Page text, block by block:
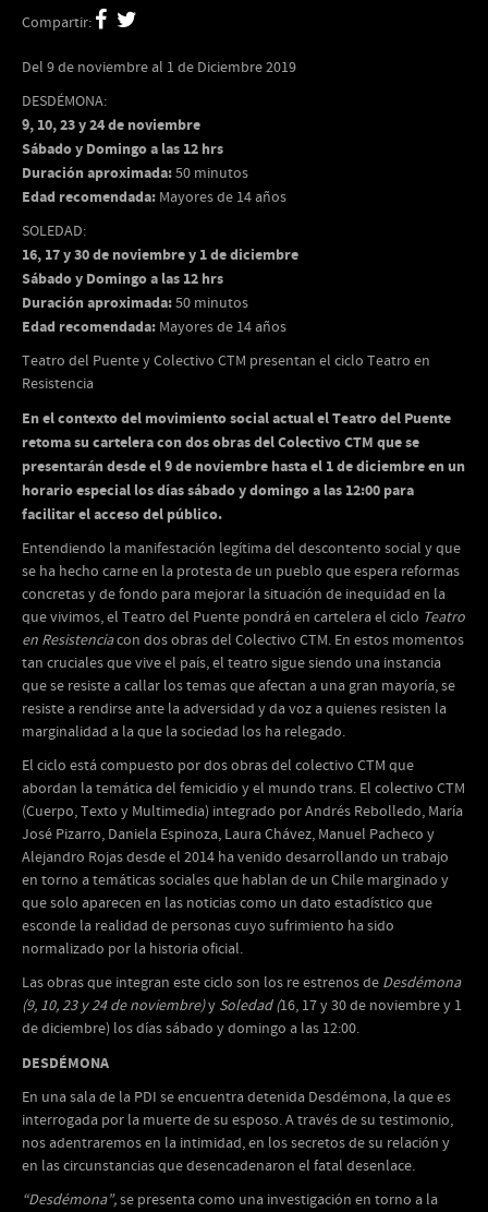
Compartir:
Del 9 de noviembre al 1 de Diciembre 2019
DESDÉMONA:
9, 10, 23 y 24 de noviembre
Sábado y Domingo a las 12 hrs
Duración aproximada:50 minutos
Edad recomendada: Mayores de 14 años
SOLEDAD:
16, 17 y 30 de noviembre y 1 de diciembre
Sábado y Domingo a las 12 hrs
Duración aproximada:50 minutos
Edad recomendada: Mayores de 14 años
Teatro del Puente y Colectivo CTM presentan el ciclo Teatro en
Resistencia
En el contexto del movimiento social actual el Teatro del Puente
retoma su cartelera con dos obras del Colectivo CTM que se
presentarán desde el 9 de noviembre hasta el 1 de diciembre en un
horario especial los días sábado y domingo a las 12:00 para
facilitar el acceso del público.
Entendiendo la manifestación legítima del descontento social y que
se ha hecho carne en la protesta de un pueblo que espera reformas
concretas y de fondo para mejorar la situación de inequidad en la
que vivimos, el Teatro del Puente pondrá en cartelera el ciclo Teatro
en Resistenciacon dos obras del Colectivo CTM. En estos momentos
tan cruciales que vive el país, el teatro sigue siendo una instancia
que se resiste a callar los temas que afectan a una gran mayoría, se
resiste a rendirse ante la adversidad y da voz a quienes resisten la
marginalidad a la que la sociedad los ha relegado.
El ciclo está compuesto por dos obras del colectivo CTM que
abordan la temática del femicidio y el mundo trans. El colectivo CTM
(Cuerpo, Texto y Multimedia) integrado por Andrés Rebolledo, María
José Pizarro, Daniela Espinoza, Laura Chávez, Manuel Pacheco y
Alejandro Rojas desde el 2014 ha venido desarrollando un trabajo
en torno a temáticas sociales que hablan de un Chile marginado y
que solo aparecen en las noticias como un dato estadístico que
esconde la realidad de personas cuyo sufrimiento ha sido
normalizado por la historia oficial.
Las obras que integran este ciclo son los re estrenos de Desdémona
(9, 10, 23 y 24 de noviembre)y Soledad (16, 17 y 30 de noviembre y 1
de diciembre) los días sábado y domingo a las 12:00.
DESDÉMONA
En una sala de la PDI se encuentra detenida Desdémona, la que es
interrogada por la muerte de su esposo. A través de su testimonio,
nos adentraremos en la intimidad, en los secretos de su relación y
en las circunstancias que desencadenaron el fatal desenlace.
“Desdémona”,se presenta como una investigación en torno a la